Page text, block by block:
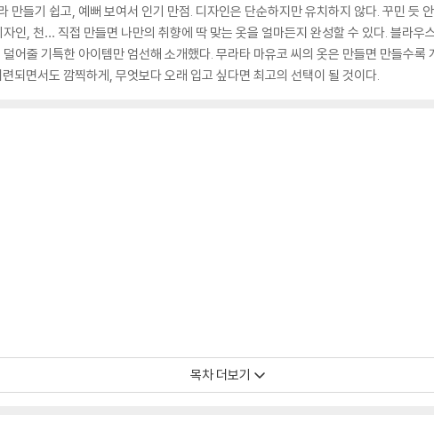
만들기 쉽고, 예뻐 보여서 인기 만점. 디자인은 단순하지만 유치하지 않다. 꾸민 듯
인, 천… 직접 만들면 나만의 취향에 딱 맞는 옷을 얼마든지 완성할 수 있다. 블라우
어줄 기특한 아이템만 엄선해 소개했다. 무라타 마유코 씨의 옷은 만들면 만들수록
되면서도 깜찍하게, 무엇보다 오래 입고 싶다면 최고의 선택이 될 것이다.
목차 더보기